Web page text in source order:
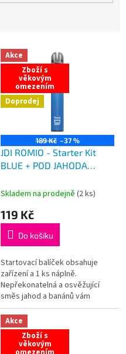
Akce
Zboží s
věkovým
omezením
Doprodej
189 Kč –37 %
JDI ROMIO - Starter Kit
BLUE + POD JAHODA
Skladem na prodejně (2 ks)
119 Kč
Do košíku
Startovací balíček obsahuje
zařízení a 1 ks náplně.
Nepřekonatelná a osvěžující
směs jahod a banánů vám
doslova roztančí chuťové
pohárky.
Akce
Zboží s
věkovým